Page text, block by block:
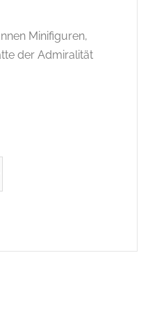
Minifiguren,
der Admiralität